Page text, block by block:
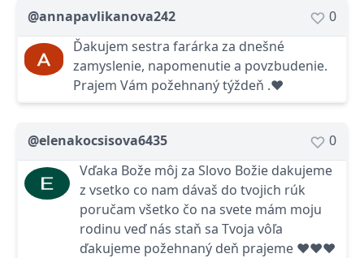
@annapavlikanova242
0
Ďakujem sestra farárka za dnešné
zamyslenie, napomenutie a povzbudenie.
Prajem Vám požehnaný týždeň .❤
@elenakocsisova6435
0
Vďaka Bože môj za Slovo Božie dakujeme
z vsetko co nam dávaš do tvojich rúk
poručam všetko čo na svete mám moju
rodinu veď nás staň sa Tvoja vôľa
ďakujeme požehnaný deň prajeme ❤❤❤